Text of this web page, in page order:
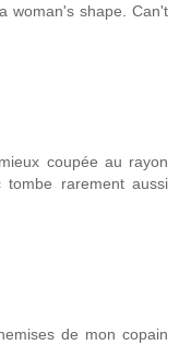
woman's shape. Can't
coupée au rayon
tombe rarement aussi
de mon copain